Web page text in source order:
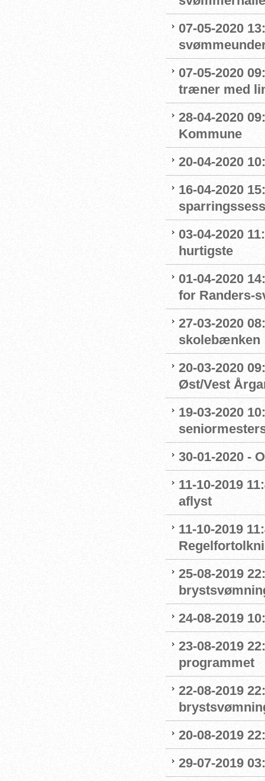
07-05-2020
07-05-2020
træner med
28-04-2020
Kommune
20-04-2020
16-04-2020
03-04-2020
hurtigste
01-04-2020
for Randers-
27-03-2020
skolebænken
20-03-2020
Øst/Vest
19-03-2020
30-01-2020 -
11-10-2019
aflyst
11-10-2019
25-08-2019
24-08-2019
23-08-2019
programmet
22-08-2019
20-08-2019
29-07-2019